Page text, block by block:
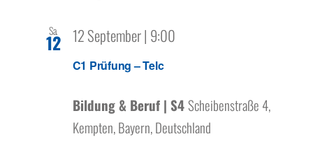
Sa.
12
C1 Prüfung – Telc
12 September | 9:00
Bildung & Beruf | S4 Scheibenstraße 4,
Kempten, Bayern, Deutschland